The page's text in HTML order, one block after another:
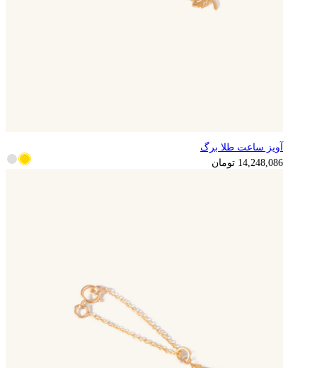
3,562,022 تومانآویز ساعت طلا برگ
14,248,086 تومان